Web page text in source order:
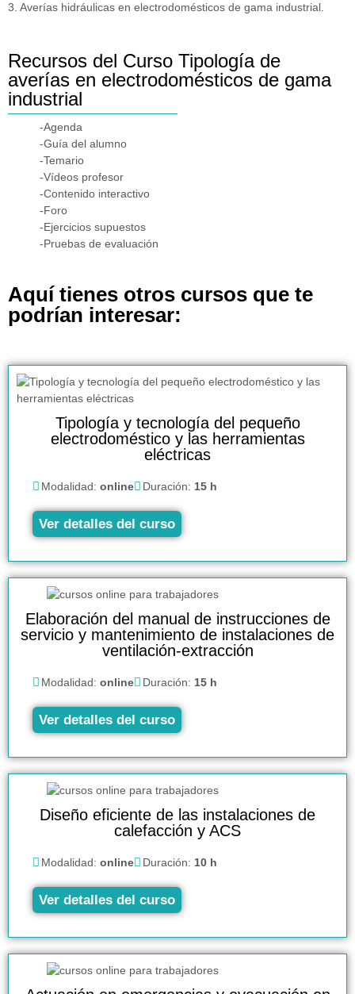
3. Averías hidráulicas en electrodomésticos de gama industrial.
Recursos del Curso Tipología de
averías en electrodomésticos de gama
industrial
-Agenda
-Guía del alumno
-Temario
-Vídeos profesor
-Contenido interactivo
-Foro
-Ejercicios supuestos
-Pruebas de evaluación
Aquí tienes otros cursos que te
podrían interesar:
Tipología y tecnología del pequeño
electrodoméstico y las herramientas
eléctricas
Modalidad: online Duración: 15 h
Ver detalles del curso
Elaboración del manual de instrucciones de
servicio y mantenimiento de instalaciones de
ventilación-extracción
Modalidad: online Duración: 15 h
Ver detalles del curso
Diseño eficiente de las instalaciones de
calefacción y ACS
Modalidad: online Duración: 10 h
Ver detalles del curso